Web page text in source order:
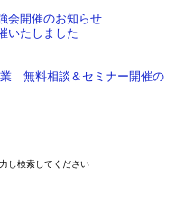
会開催のお知らせ
いたしました
無料相談＆セミナー開催の
し検索してください